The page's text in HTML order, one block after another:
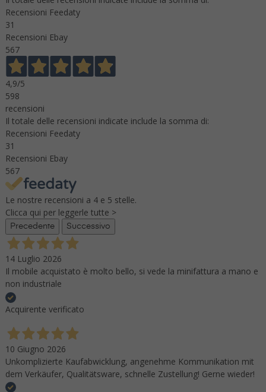
Recensioni Feedaty
31
Recensioni Ebay
567
4,9/5
598
recensioni
Il totale delle recensioni indicate include la somma di:
Recensioni Feedaty
31
Recensioni Ebay
567
Le nostre recensioni a 4 e 5 stelle.
Clicca qui per leggerle tutte >
Precedente Successivo
14 Luglio 2026
Il mobile acquistato è molto bello, si vede la minifattura a mano e
non industriale
Acquirente verificato
10 Giugno 2026
Unkomplizierte Kaufabwicklung, angenehme Kommunikation mit
dem Verkäufer, Qualitätsware, schnelle Zustellung! Gerne wieder!